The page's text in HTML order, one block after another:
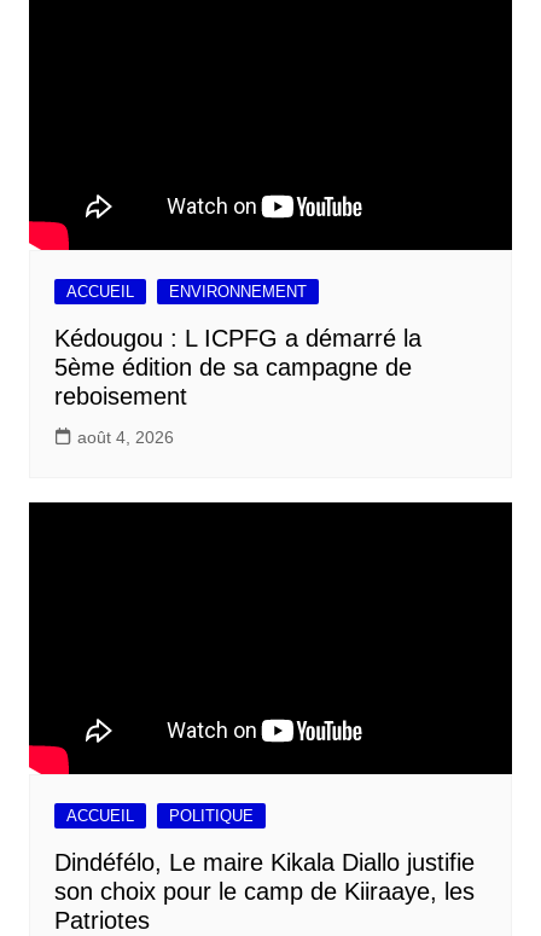
ACCUEIL ENVIRONNEMENT
Kédougou : L ICPFG a démarré la
5ème édition de sa campagne de
reboisement
août 4, 2026
ACCUEIL POLITIQUE
Dindéfélo, Le maire Kikala Diallo justifie
son choix pour le camp de Kiiraaye, les
Patriotes